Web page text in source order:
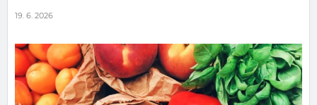
19. 6. 2026